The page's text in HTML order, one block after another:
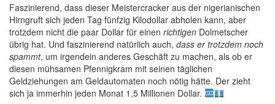
Faszinierend, dass dieser Meistercracker aus der nigerianischen
Hirngruft sich jeden Tag fünfzig Kilodollar abholen kann, aber
trotzdem nicht die paar Dollar für einen richtigen Dolmetscher
übrig hat. Und faszinierend natürlich auch, dass er trotzdem noch
spammt, um irgendein anderes Geschäft zu machen, als ob er
diesen mühsamen Pfennigkram mit seinen täglichen
Geldziehungen am Geldautomaten noch nötig hätte. Der zieht
sich ja immerhin jeden Monat 1,5 Millionen Dollar.